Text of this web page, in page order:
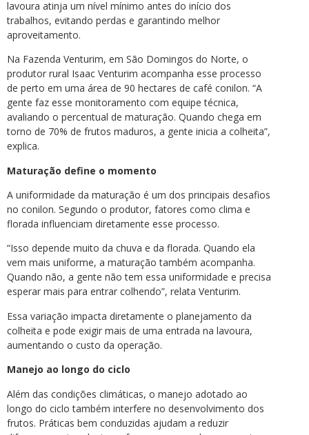
lavoura atinja um nível mínimo antes do início dos
trabalhos, evitando perdas e garantindo melhor
aproveitamento.
Na Fazenda Venturim, em São Domingos do Norte, o
produtor rural Isaac Venturim acompanha esse processo
de perto em uma área de 90 hectares de café conilon. “A
gente faz esse monitoramento com equipe técnica,
avaliando o percentual de maturação. Quando chega em
torno de 70% de frutos maduros, a gente inicia a colheita”,
explica.
Maturação define o momento
A uniformidade da maturação é um dos principais desafios
no conilon. Segundo o produtor, fatores como clima e
florada influenciam diretamente esse processo.
“Isso depende muito da chuva e da florada. Quando ela
vem mais uniforme, a maturação também acompanha.
Quando não, a gente não tem essa uniformidade e precisa
esperar mais para entrar colhendo”, relata Venturim.
Essa variação impacta diretamente o planejamento da
colheita e pode exigir mais de uma entrada na lavoura,
aumentando o custo da operação.
Manejo ao longo do ciclo
Além das condições climáticas, o manejo adotado ao
longo do ciclo também interfere no desenvolvimento dos
frutos. Práticas bem conduzidas ajudam a reduzir